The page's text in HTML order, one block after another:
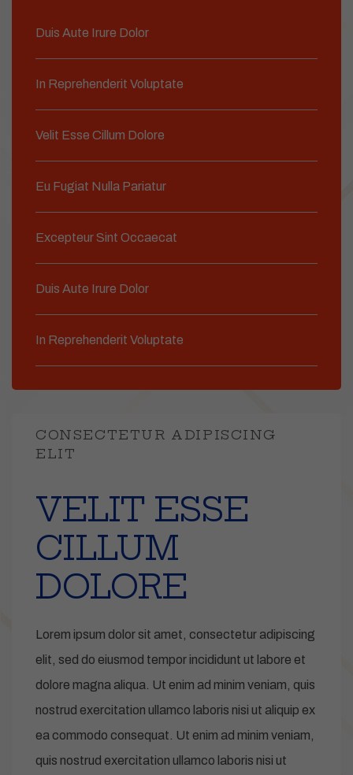
Duis Aute Irure Dolor
In Reprehenderit Voluptate
Velit Esse Cillum Dolore
Eu Fugiat Nulla Pariatur
Excepteur Sint Occaecat
Duis Aute Irure Dolor
In Reprehenderit Voluptate
CONSECTETUR ADIPISCING
ELIT
VELIT ESSE
CILLUM
DOLORE
Lorem ipsum dolor sit amet, consectetur adipiscing
elit, sed do eiusmod tempor incididunt ut labore et
dolore magna aliqua. Ut enim ad minim veniam, quis
nostrud exercitation ullamco laboris nisi ut aliquip ex
ea commodo consequat. Ut enim ad minim veniam,
quis nostrud exercitation ullamco laboris nisi ut